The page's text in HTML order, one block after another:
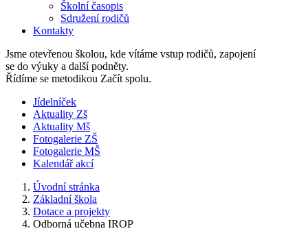
Školní časopis
Sdružení rodičů
Kontakty
Jsme otevřenou školou, kde vítáme vstup rodičů, zapojení
se do výuky a další podněty.
Řídíme se metodikou Začít spolu.
Jídelníček
Aktuality Zš
Aktuality Mš
Fotogalerie ZŠ
Fotogalerie MŠ
Kalendář akcí
Úvodní stránka
Základní škola
Dotace a projekty
Odborná učebna IROP